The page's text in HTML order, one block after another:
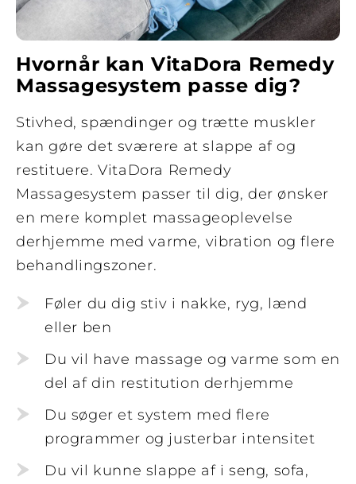
Hvornår kan VitaDora Remedy
Massagesystem passe dig?
Stivhed, spændinger og trætte muskler
kan gøre det sværere at slappe af og
restituere. VitaDora Remedy
Massagesystem passer til dig, der ønsker
en mere komplet massageoplevelse
derhjemme med varme, vibration og flere
behandlingszoner.
Føler du dig stiv i nakke, ryg, lænd
eller ben
Du vil have massage og varme som en
del af din restitution derhjemme
Du søger et system med flere
programmer og justerbar intensitet
Du vil kunne slappe af i seng, sofa,